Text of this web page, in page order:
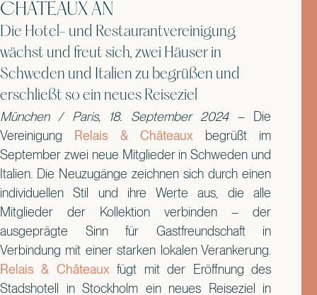
HÂTEAUX AN
Die Hotel- und Restaurantvereinigung
wächst und freut sich, zwei Häuser in
Schweden und Italien zu begrüßen und
erschließt so ein neues Reiseziel
München / Paris, 18. September 2024 – Die
Vereinigung
Relais & Châteaux begrüßt im
September zwei neue Mitglieder in Schweden und
Italien. Die Neuzugänge zeichnen sich durch einen
individuellen Stil und ihre Werte aus, die alle
Mitglieder der Kollektion verbinden – der
ausgeprägte Sinn für Gastfreundschaft in
Verbindung mit einer starken lokalen Verankerung.
Relais & Châteauxfügt mit der Eröffnung des
Stadshotell in Stockholm ein neues Reiseziel in